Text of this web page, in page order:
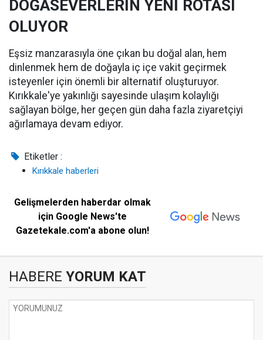
DOĞASEVERLERİN YENİ ROTASI
OLUYOR
Eşsiz manzarasıyla öne çıkan bu doğal alan, hem
dinlenmek hem de doğayla iç içe vakit geçirmek
isteyenler için önemli bir alternatif oluşturuyor.
Kırıkkale'ye yakınlığı sayesinde ulaşım kolaylığı
sağlayan bölge, her geçen gün daha fazla ziyaretçiyi
ağırlamaya devam ediyor.
Etiketler :
Kırıkkale haberleri
Gelişmelerden haberdar olmak
için Google News'te
Gazetekale.com'a abone olun!
HABERE YORUM KAT